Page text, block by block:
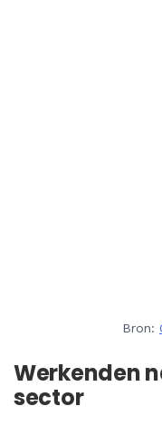
Bron:
Werkenden
sector